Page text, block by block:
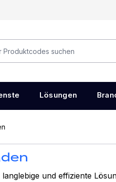
Lösungen
und effiziente